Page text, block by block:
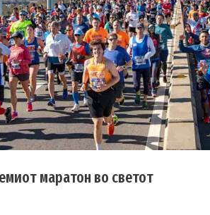
маратон во светот